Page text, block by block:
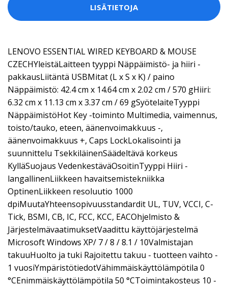
LISÄTIETOJA
LENOVO ESSENTIAL WIRED KEYBOARD & MOUSE
CZECHYleistäLaitteen tyyppi Näppäimistö- ja hiiri -
pakkausLiitäntä USBMitat (L x S x K) / paino
Näppäimistö: 42.4 cm x 14.64 cm x 2.02 cm / 570 gHiiri:
6.32 cm x 11.13 cm x 3.37 cm / 69 gSyötelaiteTyyppi
NäppäimistöHot Key -toiminto Multimedia, vaimennus,
toisto/tauko, eteen, äänenvoimakkuus -,
äänenvoimakkuus +, Caps LockLokalisointi ja
suunnittelu TsekkiläinenSäädeltävä korkeus
KylläSuojaus VedenkestäväOsoitinTyyppi Hiiri -
langallinenLiikkeen havaitsemistekniikka
OptinenLiikkeen resoluutio 1000
dpiMuutaYhteensopivuusstandardit UL, TUV, VCCI, C-
Tick, BSMI, CB, IC, FCC, KCC, EACOhjelmisto &
JärjestelmävaatimuksetVaadittu käyttöjärjestelmä
Microsoft Windows XP/ 7 / 8 / 8.1 / 10Valmistajan
takuuHuolto ja tuki Rajoitettu takuu - tuotteen vaihto -
1 vuosiYmpäristötiedotVähimmäiskäyttölämpötila 0
°CEnimmäiskäyttölämpötila 50 °CToimintakosteus 10 -